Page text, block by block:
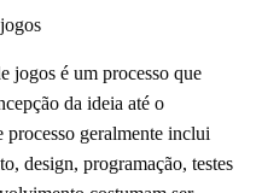
jogos é um processo que
da ideia até o
geralmente inclui
design, programação, testes